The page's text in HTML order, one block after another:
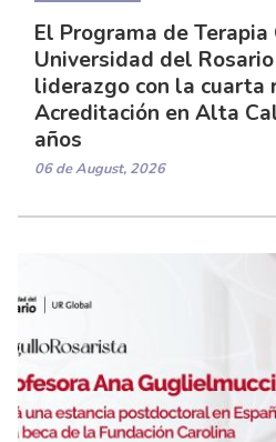
El Programa de
Universidad del
liderazgo con la cuarta
Acreditación en Alta
años
06 de August, 2026